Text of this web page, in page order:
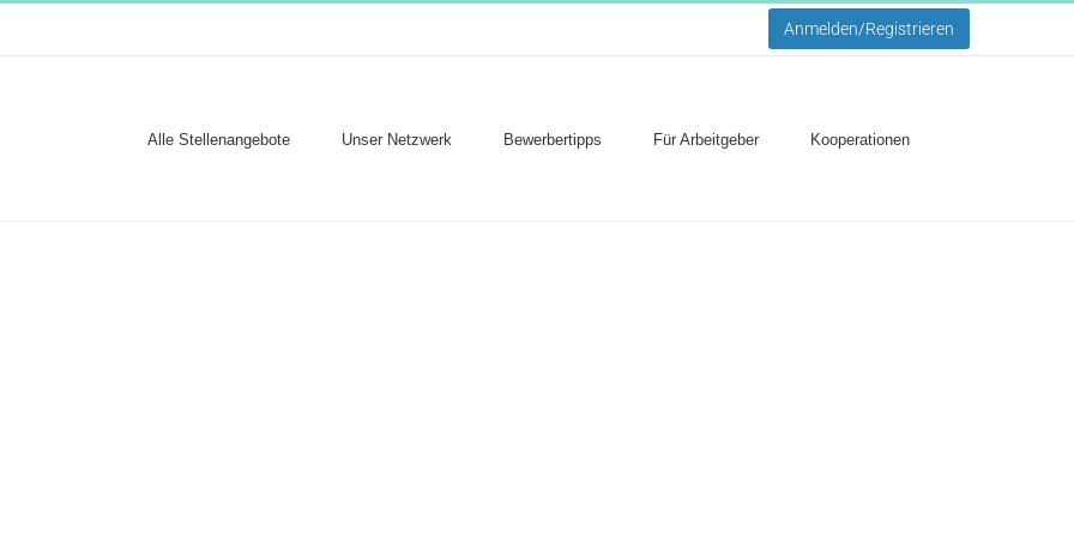
Anmelden/Registrieren
Alle Stellenangebote Unser Netzwerk Bewerbertipps Für Arbeitgeber Kooperationen